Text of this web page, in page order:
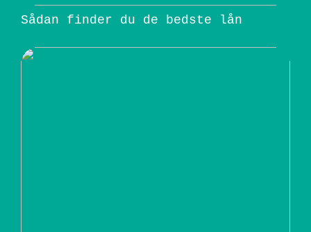
Sådan finder du de bedste lån